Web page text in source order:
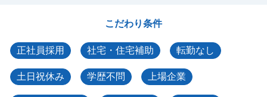
こだわり条件
正社員採用 社宅・住宅補助 転勤なし
土日祝休み 学歴不問 上場企業